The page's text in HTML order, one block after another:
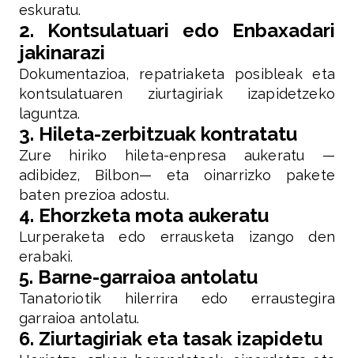
eskuratu.
2. Kontsulatuari edo Enbaxadari
jakinarazi
Dokumentazioa, repatriaketa posibleak eta
kontsulatuaren ziurtagiriak izapidetzeko
laguntza.
3. Hileta-zerbitzuak kontratatu
Zure hiriko hileta-enpresa aukeratu —
adibidez, Bilbon— eta oinarrizko pakete
baten prezioa adostu.
4. Ehorzketa mota aukeratu
Lurperaketa edo errausketa izango den
erabaki.
5. Barne-garraioa antolatu
Tanatoriotik hilerrira edo erraustegira
garraioa antolatu.
6. Ziurtagiriak eta tasak izapidetu